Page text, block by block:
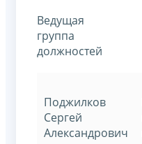
Ведущая
группа
должностей
Поджилков
Сергей
Александрович